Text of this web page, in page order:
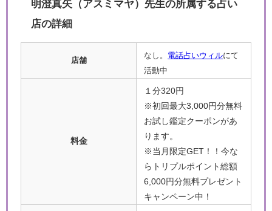
明澄真矢（アスミマヤ）先生の所属する占い
店の詳細
店舗
なし。 電話占いウィルにて
活動中
料金
１分320円
※初回最大3,000円分無料
お試し鑑定クーポンがあ
ります。
※当月限定GET！！今な
らトリプルポイント総額
6,000円分無料プレゼント
キャンペーン中！